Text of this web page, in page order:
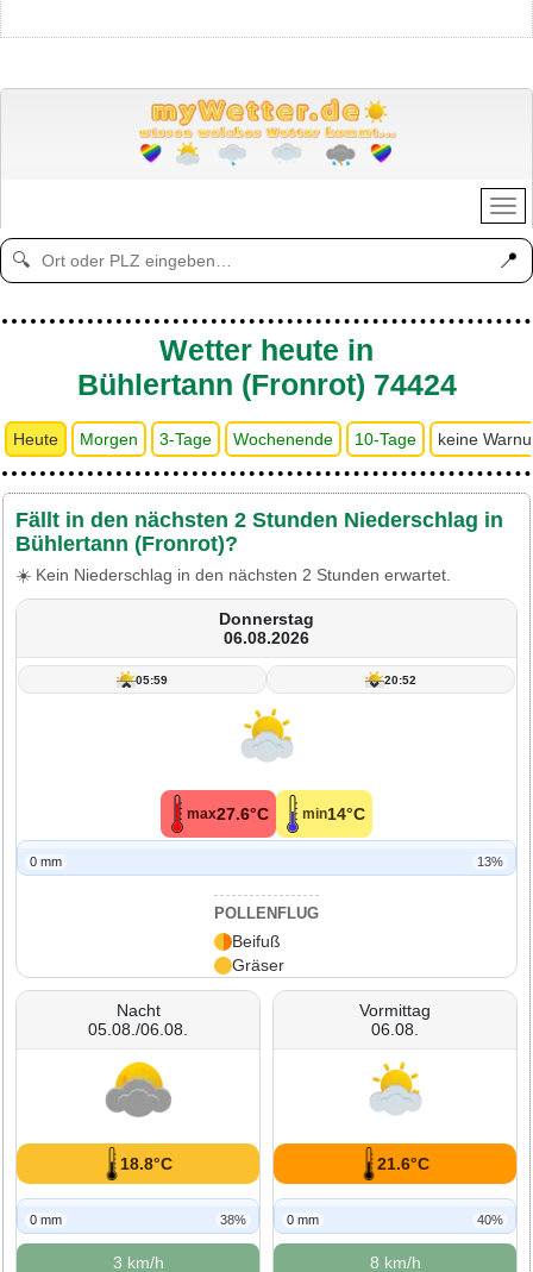
🔍 📍
Wetter heute in
Bühlertann (Fronrot) 74424
Heute Morgen 3-Tage Wochenende 10-Tage keine
Fällt in den nächsten 2 Stunden Niederschlag in
Bühlertann (Fronrot)?
☀️ Kein Niederschlag in den nächsten 2 Stunden erwartet.
Donnerstag
06.08.2026
05:59 20:52
max27.6°C min14°C
0 mm 13%
POLLENFLUG
Beifuß
Gräser
Nacht
05.08./06.08.
18.8°C
0 mm 38%
3 km/h
Vormittag
06.08.
21.6°C
0 mm 40%
8 km/h